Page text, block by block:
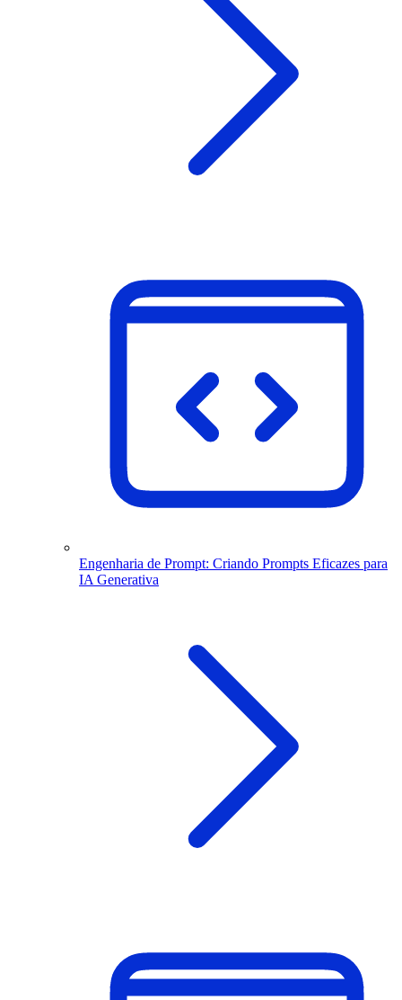
Engenharia de Prompt: Criando Prompts Eficazes para
IA Generativa